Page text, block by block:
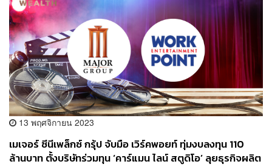
13 พฤศจิกายน 2023
เมเจอร์ ซีนีเพล็กซ์ กรุ้ป จับมือ เวิร์คพอยท์ ทุ่มงบลงทุน 110
ล้านบาท ตั้งบริษัทร่วมทุน ‘คาร์แมน ไลน์ สตูดิโอ’ ลุยธุรกิจผลิต